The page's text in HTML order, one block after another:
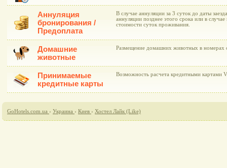
Аннуляция
бронирования /
Предоплата
В случае аннуляции за 3 суток до даты
аннуляции позднее этого срока или в случае
стоимости суток проживания.
Домашние
животные
Размещение домашних животных в номерах
Принимаемые
кредитные карты
Возможность расчета кредитными картами
GoHotels.com.ua › Украина › Киев › Хостел Лайк (Like)